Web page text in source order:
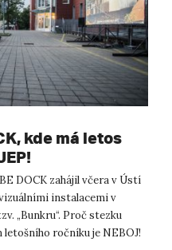
kde má letos
DOCK zahájil včera v Ústí
instalacemi v
„Bunkru“. Proč stezku
ročníku je NEBOJ!